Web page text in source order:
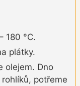
180 °C.
plátky.
olejem. Dno
potřeme